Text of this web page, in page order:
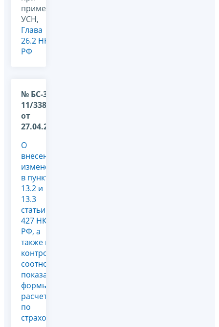
применении
УСН,
Глава
26.2 НК
РФ
№ БС-36-
11/3382@
от
27.04.2026
О
внесении
изменений
в пункты
13.2 и
13.3
статьи
427 НК
РФ, а
также в
контрольные
соотношениях
показателей
формы
расчета
по
страховым